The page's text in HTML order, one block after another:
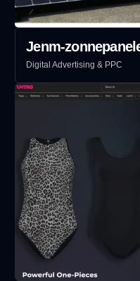
Jenm-
Digital Advertising & PPC